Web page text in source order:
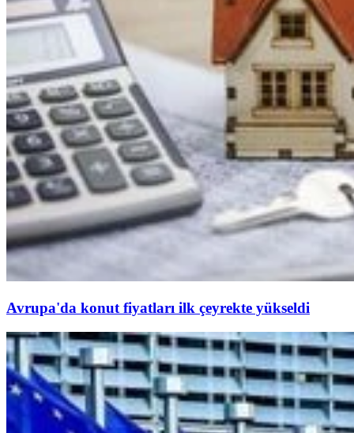
Avrupa'da konut fiyatları ilk çeyrekte yükseldi